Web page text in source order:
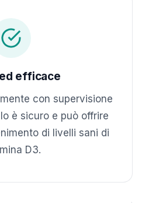
efficace
con supervisione
è sicuro e può offrire
di livelli sani di
D3.